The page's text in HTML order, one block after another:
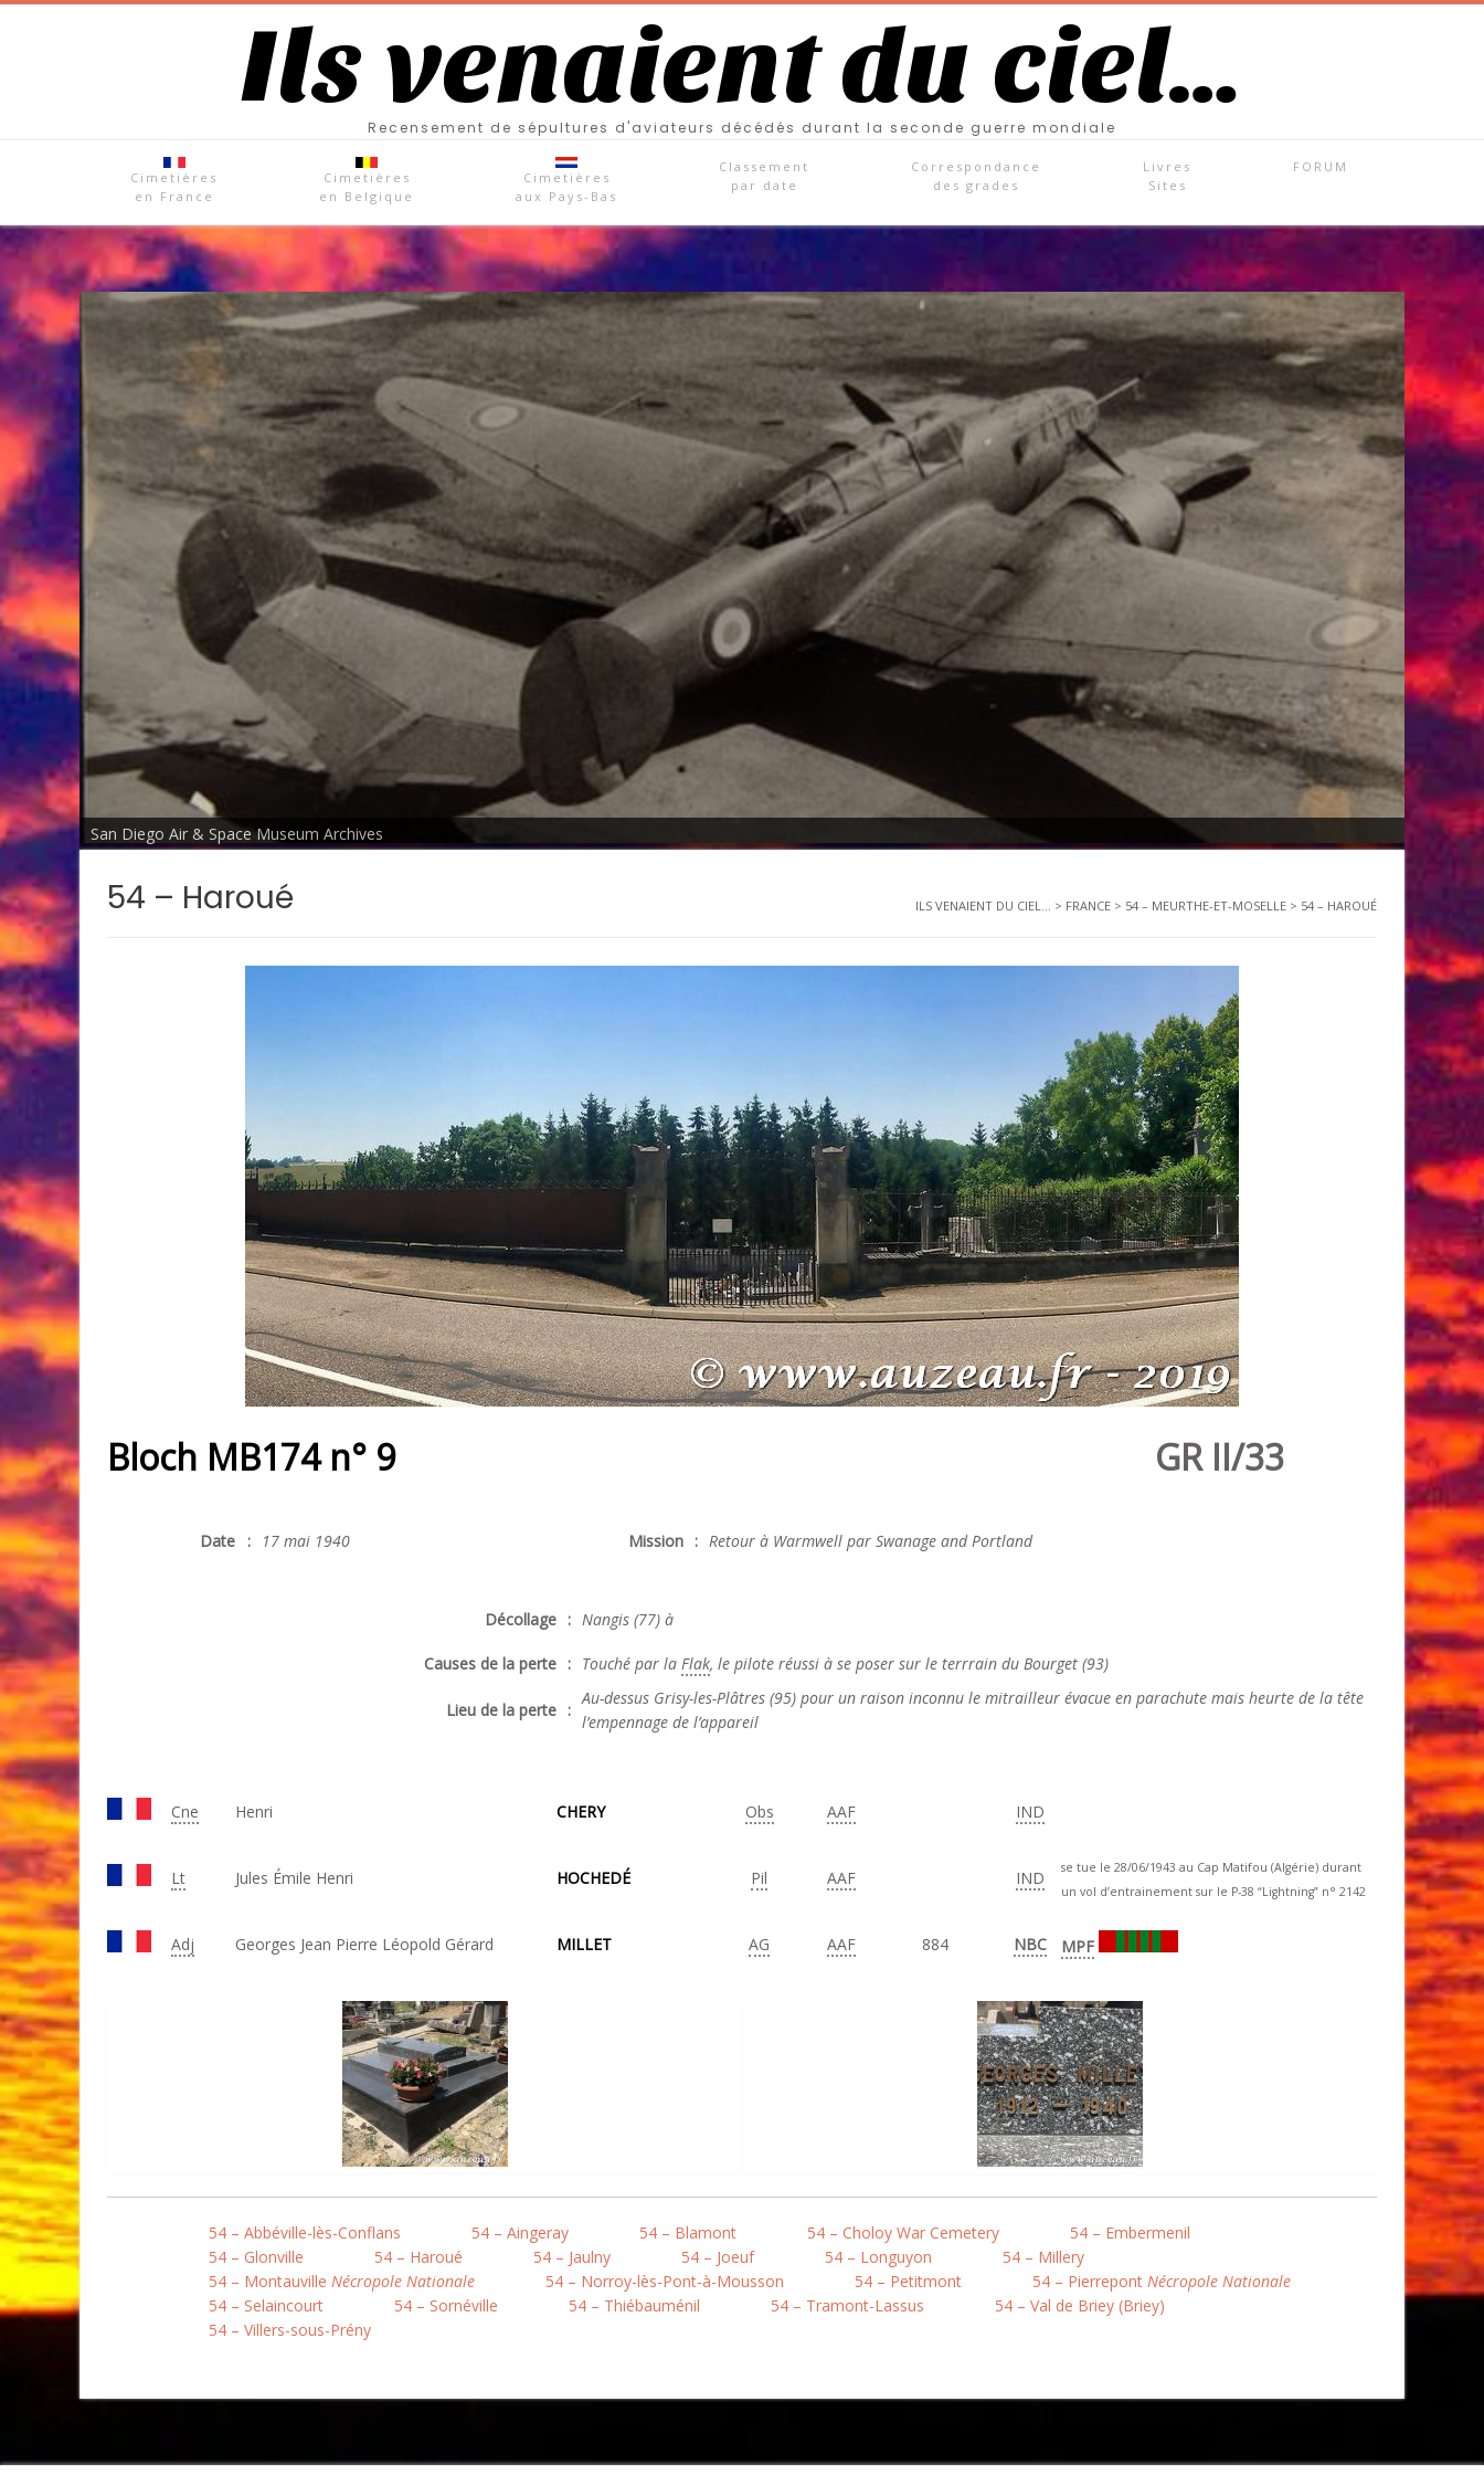
Ils venaient du ciel…
Recensement de sépultures d'aviateurs décédés durant la seconde guerre mondiale
Cimetières
en France
Cimetières
en Belgique
Cimetières
aux Pays-Bas
Classement
par date
Correspondance
des grades
Livres
Sites
FORUM
San Diego Air & Space Museum Archives
54 – Haroué ILS VENAIENT DU CIEL... > FRANCE > 54 – MEURTHE-ET-MOSELLE > 54 – HAROUÉ
Bloch MB174 n° 9 GR II/33
Date : 17 mai 1940 Mission : Retour à Warmwell par Swanage and Portland
Décollage : Nangis (77) à
Causes de la perte : Touché par la Flak, le pilote réussi à se poser sur le terrrain du Bourget (93)
Lieu de la perte :
Au-dessus Grisy-les-Plâtres (95) pour un raison inconnu le mitrailleur évacue en parachute mais heurte de la tête
l’empennage de l’appareil
Cne Henri CHERY Obs AAF IND
Lt Jules Émile Henri HOCHEDÉ Pil AAF IND
se tue le 28/06/1943 au Cap Matifou (Algérie) durant
un vol d’entrainement sur le P-38 “Lightning” n° 2142
Adj Georges Jean Pierre Léopold Gérard MILLET AG AAF 884 NBC MPF
54 – Abbéville-lès-Conflans 54 – Aingeray 54 – Blamont 54 – Choloy War Cemetery
54 – Embermenil
54 – Glonville
54 – Haroué 54 – Jaulny 54 – Joeuf 54 – Longuyon
54 – Millery
54 – Montauville Nécropole Nationale 54 – Norroy-lès-Pont-à-Mousson 54 – Petitmont 54 – Pierrepont Nécropole Nationale
54 – Selaincourt
54 – Sornéville 54 – Thiébauménil 54 – Tramont-Lassus
54 – Val de Briey (Briey)
54 – Villers-sous-Prény